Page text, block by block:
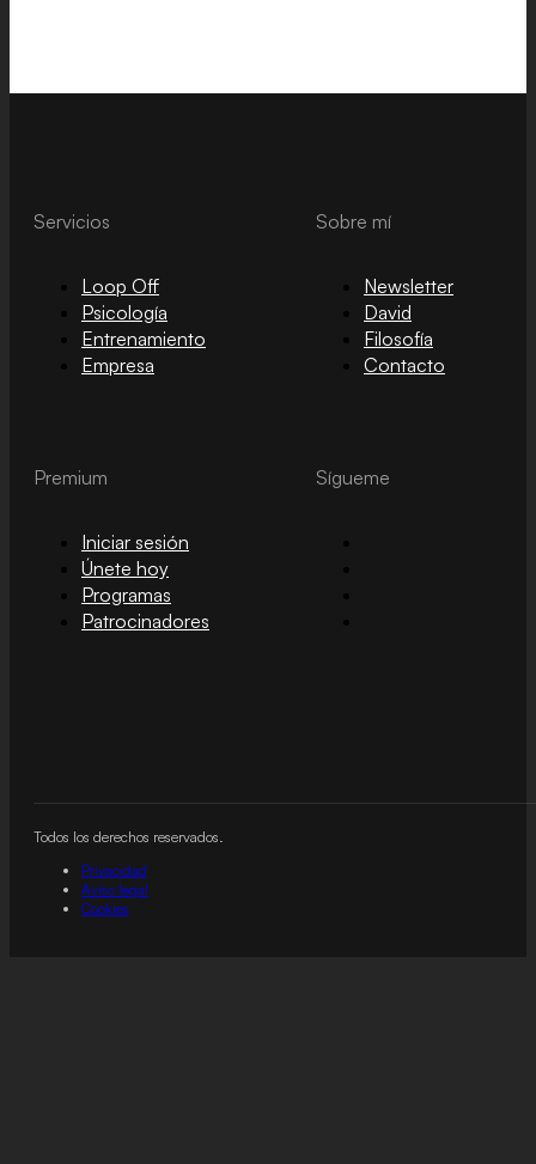
Servicios
Loop Off
Psicología
Entrenamiento
Empresa
Sobre mí
Newsletter
David
Filosofía
Contacto
Premium
Iniciar sesión
Únete hoy
Programas
Patrocinadores
Sígueme
Todos los derechos reservados.
Privacidad
Aviso legal
Cookies